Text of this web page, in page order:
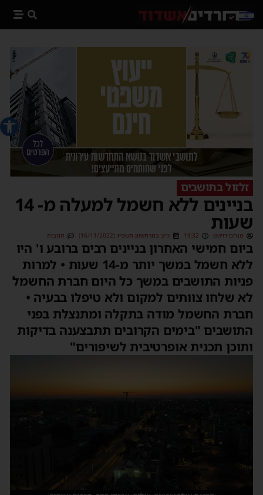
פתח
זלזול בתושבים
בניינים ללא חשמל למעלה מ- 14
שעות
מנחם דויטש 19:32 כ״ב במרחשוון תשפ״ג (16/11/2022) תגובות
ביום חמישי האחרון בניינים רבים ברובע ו' היו
ללא חשמל במשך יותר מ-14 שעות • למרות
פניות התושבים במשך כל היום חברת החשמל
לא שלחו צוותים למקום ולא טיפלו בבעיה •
חברת החשמל מודה בתקלה ומתנצלת בפני
התושבים "בימים הקרובים תתבצענה בדיקות
ותוכן תכנית אופרטיבית לשיפורים"